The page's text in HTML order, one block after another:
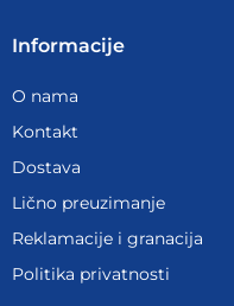
Informacije
O nama
Kontakt
Dostava
Lično preuzimanje
Reklamacije i granacija
Politika privatnosti